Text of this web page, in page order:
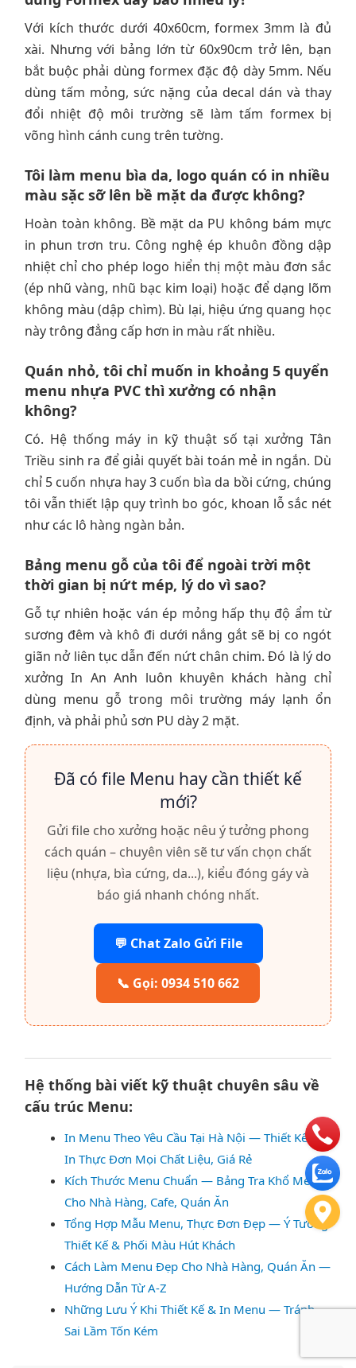
Với kích thước dưới 40x60cm, formex 3mm là đủ
xài. Nhưng với bảng lớn từ 60x90cm trở lên, bạn
bắt buộc phải dùng formex đặc độ dày 5mm. Nếu
dùng tấm mỏng, sức nặng của decal dán và thay
đổi nhiệt độ môi trường sẽ làm tấm formex bị
võng hình cánh cung trên tường.
Tôi làm menu bìa da, logo quán có in nhiều
màu sặc sỡ lên bề mặt da được không?
Hoàn toàn không. Bề mặt da PU không bám mực
in phun trơn tru. Công nghệ ép khuôn đồng dập
nhiệt chỉ cho phép logo hiển thị một màu đơn sắc
(ép nhũ vàng, nhũ bạc kim loại) hoặc để dạng lõm
không màu (dập chìm). Bù lại, hiệu ứng quang học
này trông đẳng cấp hơn in màu rất nhiều.
Quán nhỏ, tôi chỉ muốn in khoảng 5 quyển
menu nhựa PVC thì xưởng có nhận
không?
Có. Hệ thống máy in kỹ thuật số tại xưởng Tân
Triều sinh ra để giải quyết bài toán mẻ in ngắn. Dù
chỉ 5 cuốn nhựa hay 3 cuốn bìa da bồi cứng, chúng
tôi vẫn thiết lập quy trình bo góc, khoan lỗ sắc nét
như các lô hàng ngàn bản.
Bảng menu gỗ của tôi để ngoài trời một
thời gian bị nứt mép, lý do vì sao?
Gỗ tự nhiên hoặc ván ép mỏng hấp thụ độ ẩm từ
sương đêm và khô đi dưới nắng gắt sẽ bị co ngót
giãn nở liên tục dẫn đến nứt chân chim. Đó là lý do
xưởng In An Anh luôn khuyên khách hàng chỉ
dùng menu gỗ trong môi trường máy lạnh ổn
định, và phải phủ sơn PU dày 2 mặt.
Đã có file Menu hay cần thiết kế
mới?
Gửi file cho xưởng hoặc nêu ý tưởng phong
cách quán – chuyên viên sẽ tư vấn chọn chất
liệu (nhựa, bìa cứng, da...), kiểu đóng gáy và
báo giá nhanh chóng nhất.
💬 Chat Zalo Gửi File
📞 Gọi: 0934 510 662
Hệ thống bài viết kỹ thuật chuyên sâu về
cấu trúc Menu:
In Menu Theo Yêu Cầu Tại Hà Nội — Thiết Kế &
In Thực Đơn Mọi Chất Liệu, Giá Rẻ
Kích Thước Menu Chuẩn — Bảng Tra Khổ Menu
Cho Nhà Hàng, Cafe, Quán Ăn
Tổng Hợp Mẫu Menu, Thực Đơn Đẹp — Ý Tưởng
Thiết Kế & Phối Màu Hút Khách
Cách Làm Menu Đẹp Cho Nhà Hàng, Quán Ăn —
Hướng Dẫn Từ A-Z
Những Lưu Ý Khi Thiết Kế & In Menu — Tránh
Sai Lầm Tốn Kém